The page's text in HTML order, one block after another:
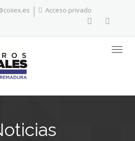
Acceso privado